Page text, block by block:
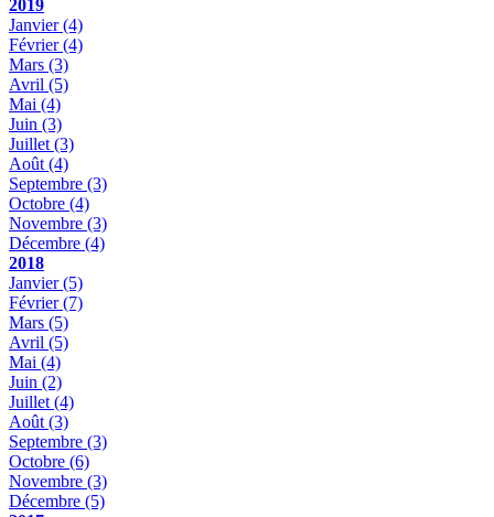
2019
Janvier(4)
Février(4)
Mars (3)
Avril (5)
Mai (4)
Juin (3)
Juillet (3)
Août (4)
Septembre (3)
Octobre (4)
Novembre (3)
Décembre (4)
2018
Janvier(5)
Février(7)
Mars (5)
Avril (5)
Mai (4)
Juin (2)
Juillet (4)
Août (3)
Septembre (3)
Octobre (6)
Novembre (3)
Décembre (5)